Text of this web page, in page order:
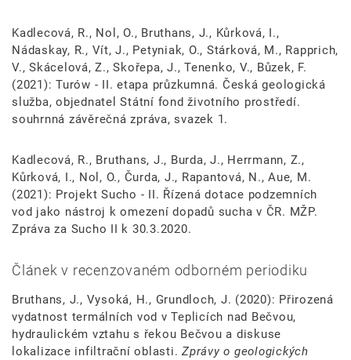
Kadlecová, R., Nol, O., Bruthans, J., Kůrková, I.,
Nádaskay, R., Vít, J., Petyniak, O., Stárková, M., Rapprich,
V., Skácelová, Z., Skořepa, J., Tenenko, V., Bůzek, F.
(2021): Turów - II. etapa průzkumná. Česká geologická
služba, objednatel Státní fond životního prostředí.
souhrnná závěrečná zpráva, svazek 1.
Kadlecová, R., Bruthans, J., Burda, J., Herrmann, Z.,
Kůrková, I., Nol, O., Čurda, J., Rapantová, N., Aue, M.
(2021): Projekt Sucho - II. Řízená dotace podzemních
vod jako nástroj k omezení dopadů sucha v ČR. MŽP.
Zpráva za Sucho II k 30.3.2020.
Článek v recenzovaném odborném periodiku
Bruthans, J., Vysoká, H., Grundloch, J. (2020): Přirozená
vydatnost termálních vod v Teplicích nad Bečvou,
hydraulickém vztahu s řekou Bečvou a diskuse
lokalizace infiltrační oblasti. Zprávy o geologických